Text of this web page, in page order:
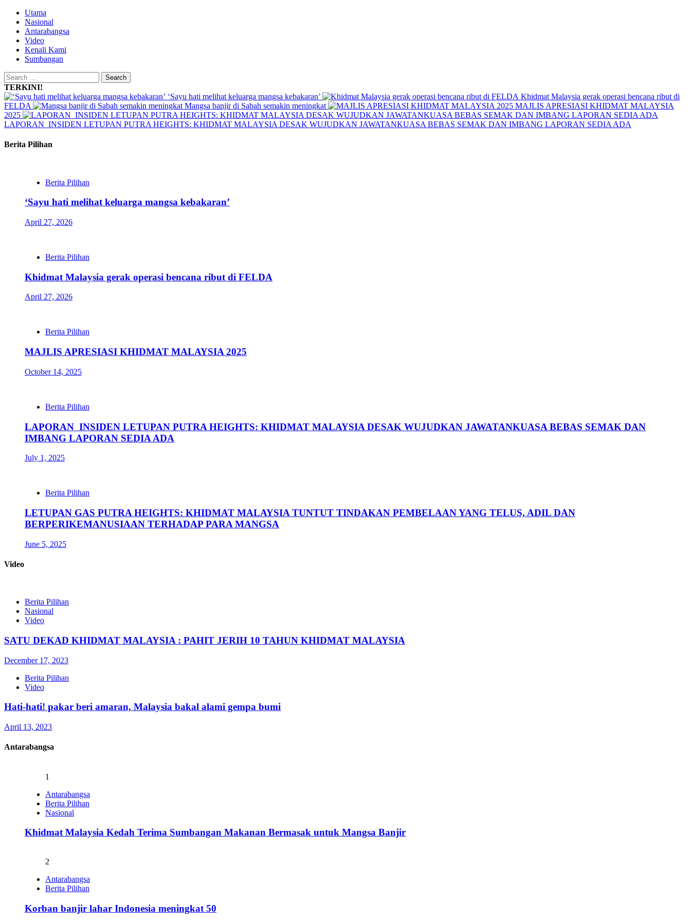
Skip
content
Primary
Menu
Utama
Nasional
Antarabangsa
Video
Kenali Kami
Sumbangan
Search
for:
TERKINI!
‘Sayu hati melihat keluarga mangsa kebakaran’
Khidmat Malaysia gerak operasi bencana ribut di
FELDA
Mangsa banjir di Sabah semakin meningkat
MAJLIS APRESIASI KHIDMAT MALAYSIA
2025
LAPORAN INSIDEN LETUPAN PUTRA HEIGHTS: KHIDMAT MALAYSIA DESAK WUJUDKAN JAWATANKUASA BEBAS SEMAK DAN IMBANG LAPORAN SEDIA ADA
Berita Pilihan
Berita Pilihan
‘Sayu hati melihat keluarga mangsa kebakaran’
April 27, 2026
Berita Pilihan
Khidmat Malaysia gerak operasi bencana ribut di FELDA
April 27, 2026
Berita Pilihan
MAJLIS APRESIASI KHIDMAT MALAYSIA 2025
October 14, 2025
Berita Pilihan
LAPORAN INSIDEN LETUPAN PUTRA HEIGHTS: KHIDMAT MALAYSIA DESAK WUJUDKAN JAWATANKUASA BEBAS SEMAK DAN
IMBANG LAPORAN SEDIA ADA
July 1, 2025
Berita Pilihan
LETUPAN GAS PUTRA HEIGHTS: KHIDMAT MALAYSIA TUNTUT TINDAKAN PEMBELAAN YANG TELUS, ADIL DAN
BERPERIKEMANUSIAAN TERHADAP PARA MANGSA
June 5, 2025
Video
Berita Pilihan
Nasional
Video
SATU DEKAD KHIDMAT MALAYSIA : PAHIT JERIH 10 TAHUN KHIDMAT MALAYSIA
December 17, 2023
Berita Pilihan
Video
Hati-hati! pakar beri amaran, Malaysia bakal alami gempa bumi
April 13, 2023
Antarabangsa
1
Antarabangsa
Berita Pilihan
Nasional
Khidmat Malaysia Kedah Terima Sumbangan Makanan Bermasak untuk Mangsa Banjir
2
Antarabangsa
Berita Pilihan
Korban banjir lahar Indonesia meningkat 50